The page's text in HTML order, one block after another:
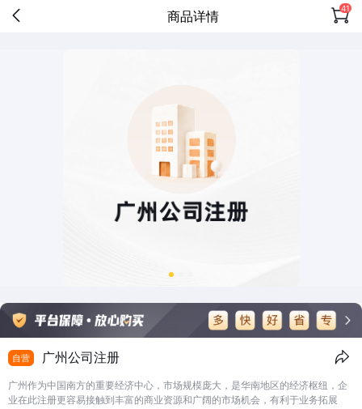
商品详情 41
自营 广州公司注册
广州作为中国南方的重要经济中心，市场规模庞大，是华南地区的经济枢纽，企
业在此注册更容易接触到丰富的商业资源和广阔的市场机会，有利于业务拓展